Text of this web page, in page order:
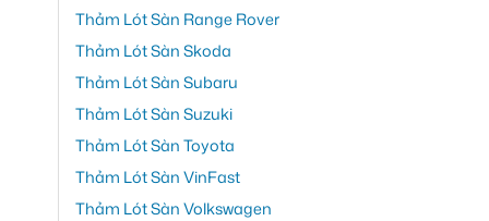
Thảm Lót Sàn Range Rover
Thảm Lót Sàn Skoda
Thảm Lót Sàn Subaru
Thảm Lót Sàn Suzuki
Thảm Lót Sàn Toyota
Thảm Lót Sàn VinFast
Thảm Lót Sàn Volkswagen